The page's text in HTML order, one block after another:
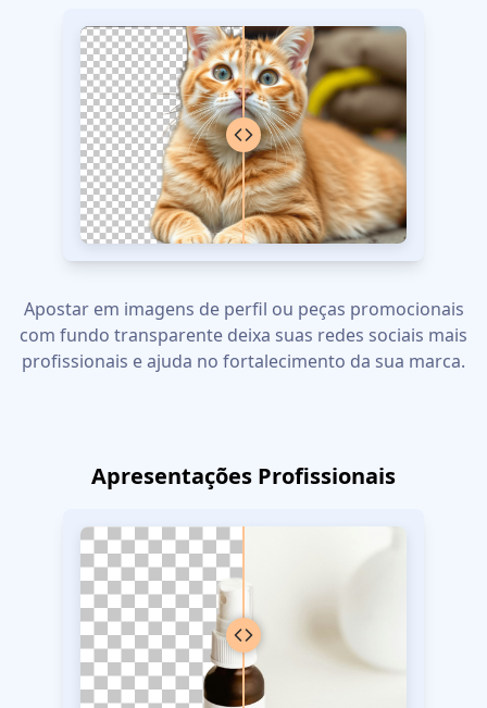
Apostar em imagens de perfil ou peças promocionais
com fundo transparente deixa suas redes sociais mais
profissionais e ajuda no fortalecimento da sua marca.
Apresentações Profissionais